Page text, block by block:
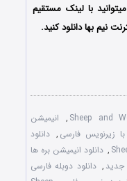
با لینک مستقیم
نیم بها دانلود کنید.
Sheep and
, انیمیشن
, دانلود
, دانلود انیمیشن بره ها
جدید , دانلود دوبله فارسی